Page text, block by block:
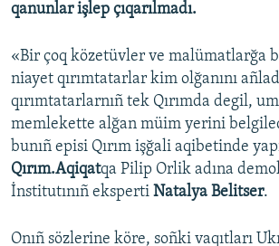
qanunlar işlep çıqarılmadı.
«Bir çoq közetüvler ve malümatlarğa
niayet qırımtatarlar kim olğanını
qırımtatarlarnıñ tek Qırımda degil,
memlekette alğan müim yerini
bunıñ episi Qırım işğali aqibetinde
Qırım.Aqiqatqa Pilip Orlik adına
İnstitutınıñ eksperti Natalya Belitser.
Onıñ sözlerine köre, soñki vaqıtları